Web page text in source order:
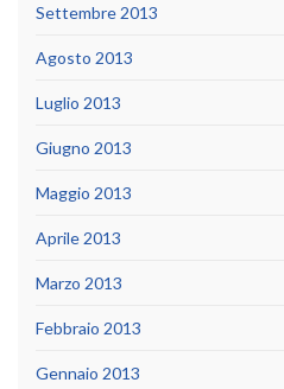
Settembre 2013
Agosto 2013
Luglio 2013
Giugno 2013
Maggio 2013
Aprile 2013
Marzo 2013
Febbraio 2013
Gennaio 2013